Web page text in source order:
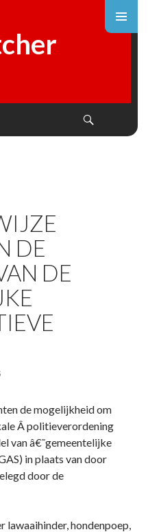
DE
DE
de mogelijkheid om
Â politieverordening
van â€˜gemeentelijke
in plaats van door
door de
hondenpoep,